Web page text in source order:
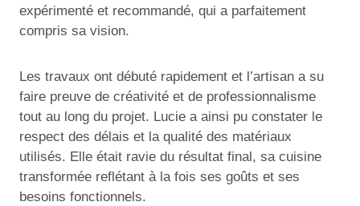
expérimenté et recommandé, qui a parfaitement
compris sa vision.
Les travaux ont débuté rapidement et l’artisan a su
faire preuve de créativité et de professionnalisme
tout au long du projet. Lucie a ainsi pu constater le
respect des délais et la qualité des matériaux
utilisés. Elle était ravie du résultat final, sa cuisine
transformée reflétant à la fois ses goûts et ses
besoins fonctionnels.